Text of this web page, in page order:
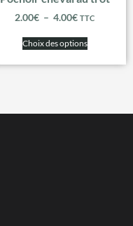
2.00€ – 4.00€ TTC
Choix des options